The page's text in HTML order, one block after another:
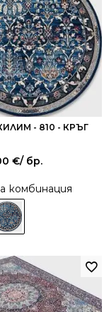
- 810 - КРЪГ
€/ бр.
комбинация